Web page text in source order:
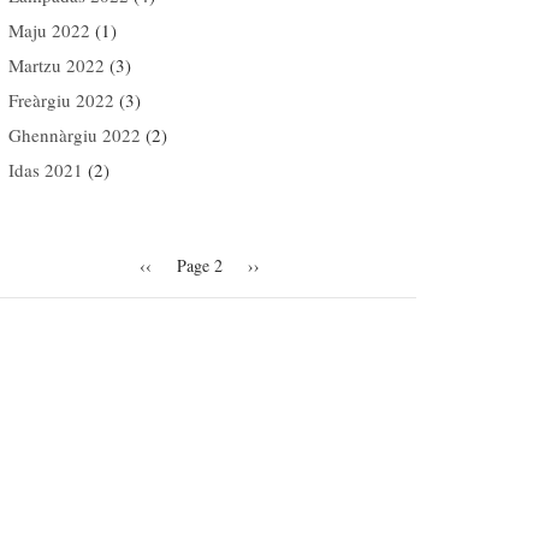
Maju 2022 (1)
Martzu 2022 (3)
Freàrgiu 2022 (3)
Ghennàrgiu 2022 (2)
Idas 2021 (2)
Previous
‹‹ Page 2 Next
››